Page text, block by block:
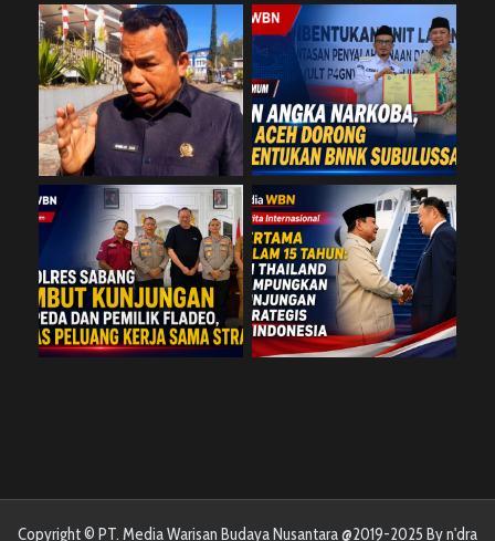
Copyright © PT. Media Warisan Budaya Nusantara @2019-2025 By n'dra